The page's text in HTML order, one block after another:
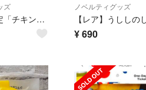
ズ
ローソン限定「チキンラーメン ひよこちゃんミニクリーナー」
ノベルティグッズ
¥690